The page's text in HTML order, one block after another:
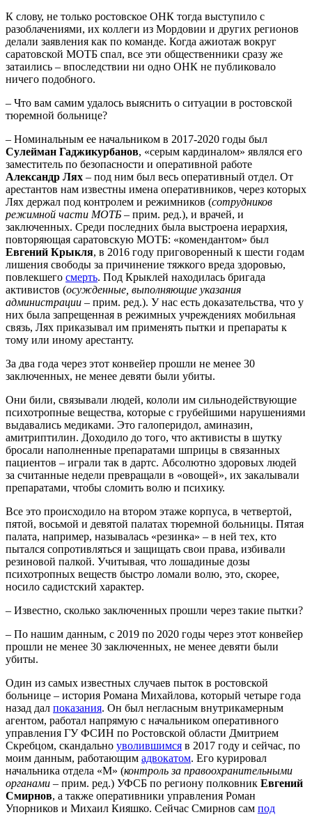
К слову, не только ростовское ОНК тогда выступило с
разоблачениями, их коллеги из Мордовии и других регионов
делали заявления как по команде. Когда ажиотаж вокруг
саратовской МОТБ спал, все эти общественники сразу же
затаились – впоследствии ни одно ОНК не публиковало
ничего подобного.
– Что вам самим удалось выяснить о ситуации в ростовской
тюремной больнице?
– Номинальным ее начальником в 2017-2020 годы был
Сулейман Гаджикурбанов, «серым кардиналом» являлся его
заместитель по безопасности и оперативной работе
Александр Лях – под ним был весь оперативный отдел. От
арестантов нам известны имена оперативников, через которых
Лях держал под контролем и режимников (сотрудников
режимной части МОТБ – прим. ред.), и врачей, и
заключенных. Среди последних была выстроена иерархия,
повторяющая саратовскую МОТБ: «комендантом» был
Евгений Крыкля, в 2016 году приговоренный к шести годам
лишения свободы за причинение тяжкого вреда здоровью,
повлекшего смерть. Под Крыклей находилась бригада
активистов (осужденные, выполняющие указания
администрации – прим. ред.). У нас есть доказательства, что у
них была запрещенная в режимных учреждениях мобильная
связь, Лях приказывал им применять пытки и препараты к
тому или иному арестанту.
За два года через этот конвейер прошли не менее 30
заключенных, не менее девяти были убиты.
Они били, связывали людей, кололи им сильнодействующие
психотропные вещества, которые с грубейшими нарушениями
выдавались медиками. Это галоперидол, аминазин,
амитриптилин. Доходило до того, что активисты в шутку
бросали наполненные препаратами шприцы в связанных
пациентов – играли так в дартс. Абсолютно здоровых людей
за считанные недели превращали в «овощей», их закалывали
препаратами, чтобы сломить волю и психику.
Все это происходило на втором этаже корпуса, в четвертой,
пятой, восьмой и девятой палатах тюремной больницы. Пятая
палата, например, называлась «резинка» – в ней тех, кто
пытался сопротивляться и защищать свои права, избивали
резиновой палкой. Учитывая, что лошадиные дозы
психотропных веществ быстро ломали волю, это, скорее,
носило садистский характер.
– Известно, сколько заключенных прошли через такие пытки?
– По нашим данным, с 2019 по 2020 годы через этот конвейер
прошли не менее 30 заключенных, не менее девяти были
убиты.
Один из самых известных случаев пыток в ростовской
больнице – история Романа Михайлова, который четыре года
назад дал показания. Он был негласным внутрикамерным
агентом, работал напрямую с начальником оперативного
управления ГУ ФСИН по Ростовской области Дмитрием
Скребцом, скандально уволившимся в 2017 году и сейчас, по
моим данным, работающим адвокатом. Его курировал
начальника отдела «М» (контроль за правоохранительными
органами – прим. ред.) УФСБ по региону полковник Евгений
Смирнов, а также оперативники управления Роман
Упорников и Михаил Кияшко. Сейчас Смирнов сам под